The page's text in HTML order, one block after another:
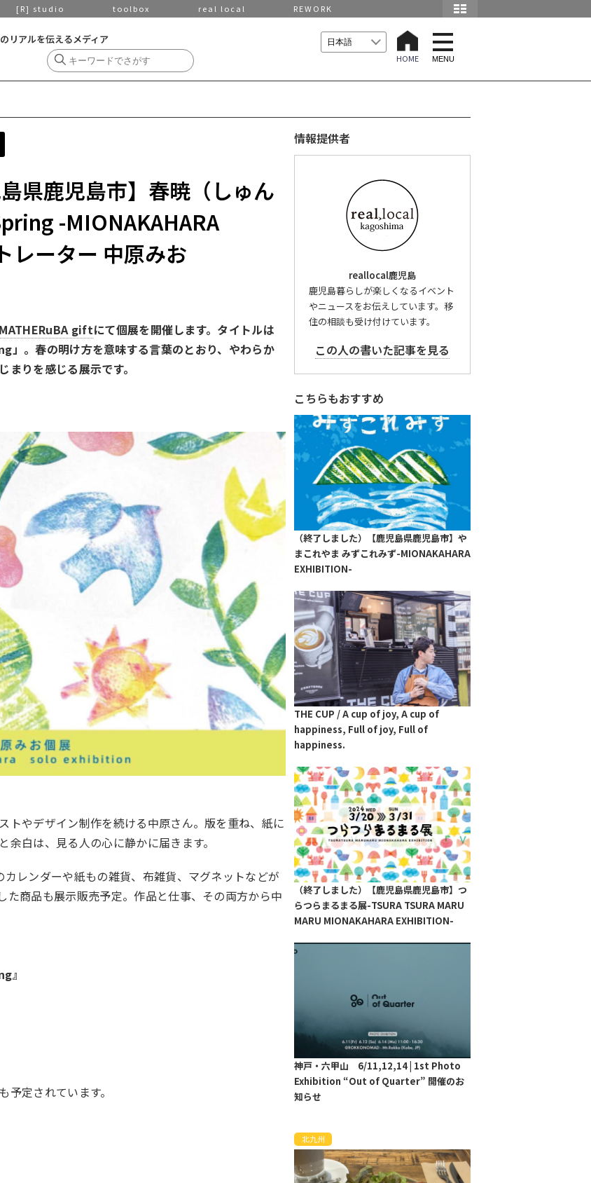
[R] studio toolbox real local REWORK
リアルを伝えるメディア
HOME
t
o
g
l
a
MENU
県鹿児島市】春暁（しゅん
-MIONAKAHARA
レーター 中原みお
MATHERuBA giftにて個展を開催します。タイトルは
」。春の明け方を意味する言葉のとおり、やわらか
りを感じる展示です。
トやデザイン制作を続ける中原さん。版を重ね、紙に
白は、見る人の心に静かに届きます。
レンダーや紙もの雑貨、布雑貨、マグネットなどが
た商品も展示販売予定。作品と仕事、その両方から中
』
定されています。
情報提供者
reallocal鹿児島
鹿児島暮らしが楽しくなるイベント
やニュースをお伝えしています。移
住の相談も受け付けています。
この人の書いた記事を見る
こちらもおすすめ
（終了しました）【鹿児島県鹿児島市】や
まこれやま みずこれみず-MIONAKAHARA
EXHIBITION-
THE CUP / A cup of joy, A cup of
happiness, Full of joy, Full of
happiness.
（終了しました）【鹿児島県鹿児島市】つ
らつらまるまる展-TSURA TSURA MARU
MARU MIONAKAHARA EXHIBITION-
神戸・六甲山 6/11,12,14 | 1st Photo
Exhibition “Out of Quarter” 開催のお
知らせ
北九州